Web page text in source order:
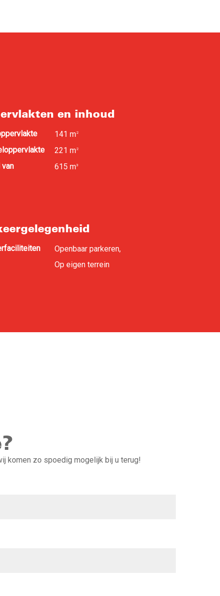
en inhoud
141 m2
221 m2
van 615 m3
Openbaar parkeren,
Op eigen terrein
komen zo spoedig mogelijk bij u terug!